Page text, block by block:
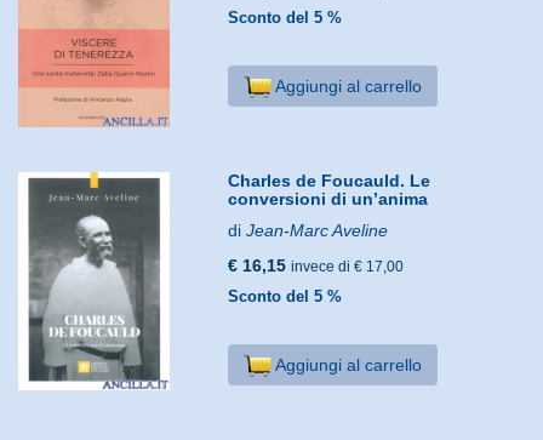
Sconto del 5 %
Aggiungi al carrello
Charles de Foucauld. Le
conversioni di un’anima
diJean-Marc Aveline
€ 16,15 invece di € 17,00
Sconto del 5 %
Aggiungi al carrello